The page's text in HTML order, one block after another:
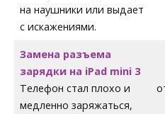
на наушники или выдает
с искажениями.
Замена разъема
зарядки на iPad mini 3
Телефон стал плохо и
медленно заряжаться,